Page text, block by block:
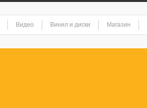
Видео Винил и диски Магазин